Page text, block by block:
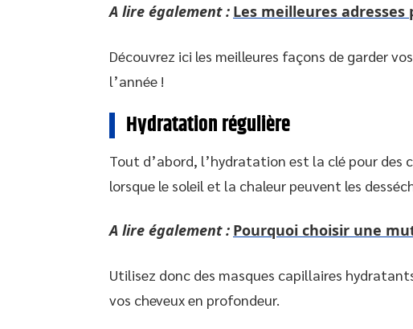
A lire également : Les meilleures adresses
Découvrez ici les meilleures façons de garder
l’année !
Hydratation régulière
Tout d’abord, l’hydratation est la clé pour des
lorsque le soleil et la chaleur peuvent les
A lire également : Pourquoi choisir une
Utilisez donc des masques capillaires
vos cheveux en profondeur.